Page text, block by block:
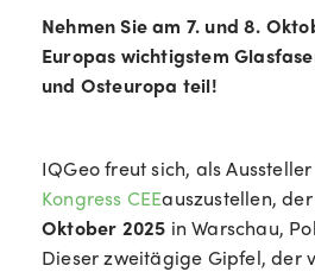
Nehmen Sie am 7. und 8.
Europas wichtigstem
und Osteuropa teil!
IQGeo freut sich, als
Kongress CEEauszustellen,
Oktober 2025 in Warschau,
Dieser zweitägige Gipfel, der